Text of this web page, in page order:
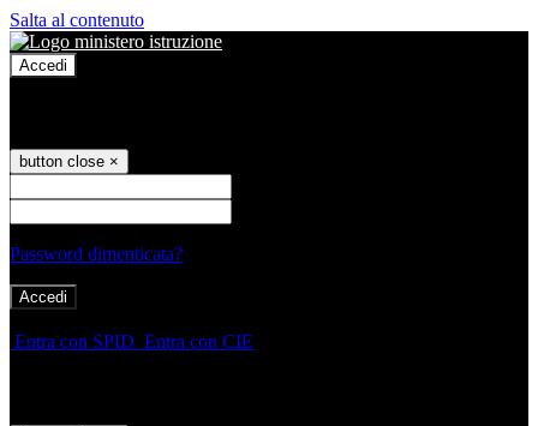
Salta al contenuto
Accedi
button close ×
Password dimenticata?
Entra con SPID Entra con CIE